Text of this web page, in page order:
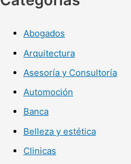
Abogados
Arquitectura
Asesoría y Consultoría
Automoción
Banca
Belleza y estética
Clinicas